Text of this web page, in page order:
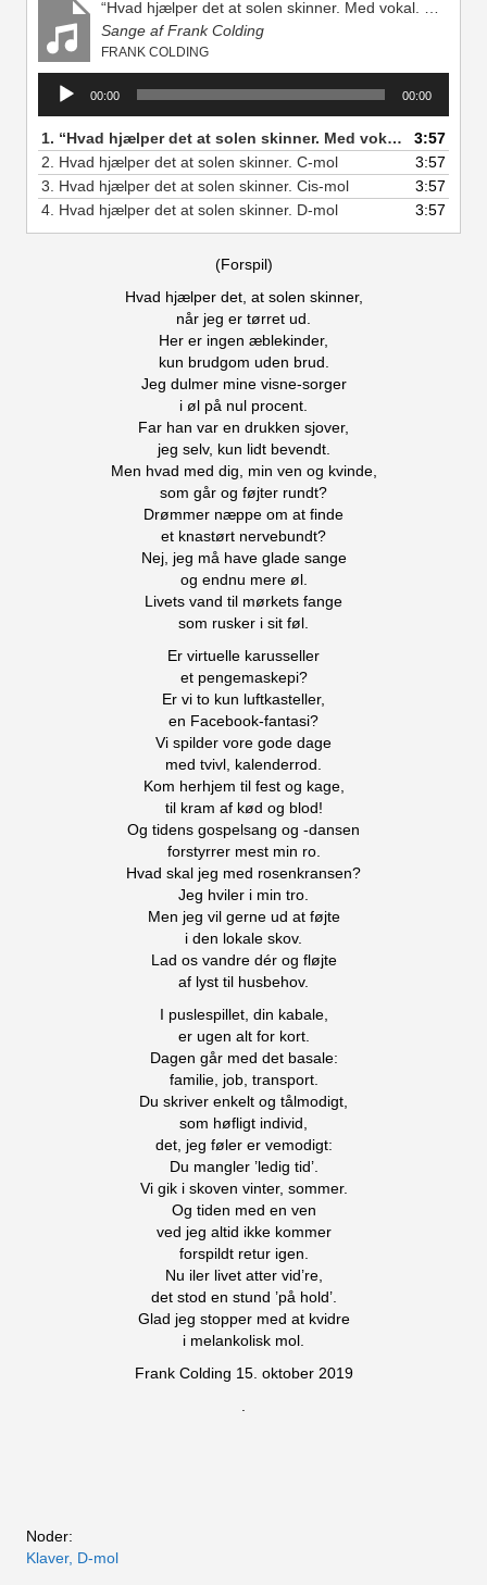
Sange af Frank Colding
FRANK COLDING
Lydafspiller
00:00 00:00
1. “Hvad hjælper det at solen skinner. Med vokal. D-mol”
3:57
2. Hvad hjælper det at solen skinner. C-mol
3:57
3. Hvad hjælper det at solen skinner. Cis-mol
3:57
4. Hvad hjælper det at solen skinner. D-mol 3:57
(Forspil)
Hvad hjælper det, at solen skinner,
når jeg er tørret ud.
Her er ingen æblekinder,
kun brudgom uden brud.
Jeg dulmer mine visne-sorger
i øl på nul procent.
Far han var en drukken sjover,
jeg selv, kun lidt bevendt.
Men hvad med dig, min ven og kvinde,
som går og føjter rundt?
Drømmer næppe om at finde
et knastørt nervebundt?
Nej, jeg må have glade sange
og endnu mere øl.
Livets vand til mørkets fange
som rusker i sit føl.
Er virtuelle karusseller
et pengemaskepi?
Er vi to kun luftkasteller,
en Facebook-fantasi?
Vi spilder vore gode dage
med tvivl, kalenderrod.
Kom herhjem til fest og kage,
til kram af kød og blod!
Og tidens gospelsang og -dansen
forstyrrer mest min ro.
Hvad skal jeg med rosenkransen?
Jeg hviler i min tro.
Men jeg vil gerne ud at føjte
i den lokale skov.
Lad os vandre dér og fløjte
af lyst til husbehov.
I puslespillet, din kabale,
er ugen alt for kort.
Dagen går med det basale:
familie, job, transport.
Du skriver enkelt og tålmodigt,
som høfligt individ,
det, jeg føler er vemodigt:
Du mangler ’ledig tid’.
Vi gik i skoven vinter, sommer.
Og tiden med en ven
ved jeg altid ikke kommer
forspildt retur igen.
Nu iler livet atter vid’re,
det stod en stund ’på hold’.
Glad jeg stopper med at kvidre
i melankolisk mol.
Frank Colding 15. oktober 2019
Noder:
Klaver, D-mol